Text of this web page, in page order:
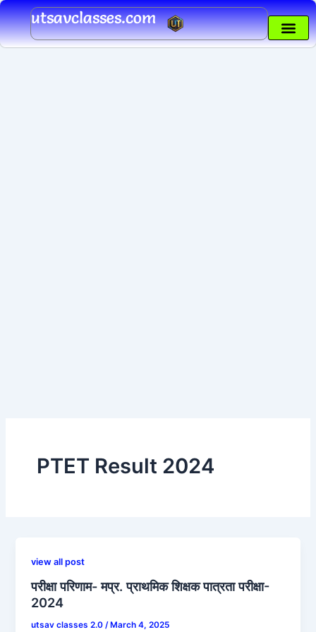
Skip
to
content
utsavclasses.com
PTET Result 2024
view all post
परीक्षा परिणाम- मप्र. प्राथमिक शिक्षक पात्रता परीक्षा-
2024
utsav classes 2.0/ March 4, 2025